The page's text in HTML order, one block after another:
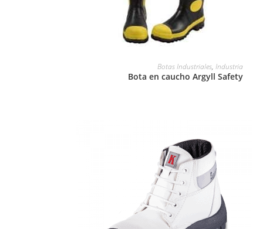
Botas Industriales,Industria
Bota en caucho Argyll Safety